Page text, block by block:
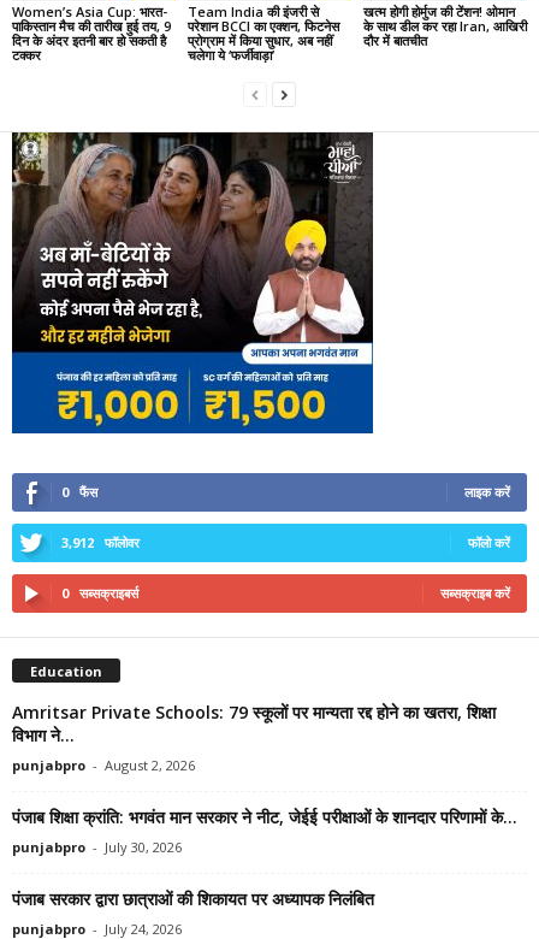
Women’s Asia Cup: भारत-
पाकिस्तान मैच की तारीख हुई तय, 9
दिन के अंदर इतनी बार हो सकती है
टक्कर
Team India की इंजरी से
परेशान BCCI का एक्शन, फिटनेस
प्रोग्राम में किया सुधार, अब नहीं
चलेगा ये ‘फर्जीवाड़ा’
खत्म होगी होर्मुज की टेंशन! ओमान
के साथ डील कर रहा Iran, आखिरी
दौर में बातचीत
0 फैंस लाइक करें
3,912 फॉलोवर फॉलो करें
0 सब्सक्राइबर्स सब्सक्राइब करें
Education
Amritsar Private Schools: 79 स्कूलों पर मान्यता रद्द होने का खतरा, शिक्षा
विभाग ने...
punjabpro - August 2, 2026
पंजाब शिक्षा क्रांति: भगवंत मान सरकार ने नीट, जेईई परीक्षाओं के शानदार परिणामों के...
punjabpro - July 30, 2026
पंजाब सरकार द्वारा छात्राओं की शिकायत पर अध्यापक निलंबित
punjabpro - July 24, 2026